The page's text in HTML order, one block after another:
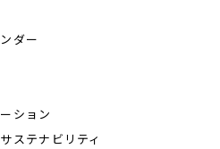
ダー
ション
ステナビリティ